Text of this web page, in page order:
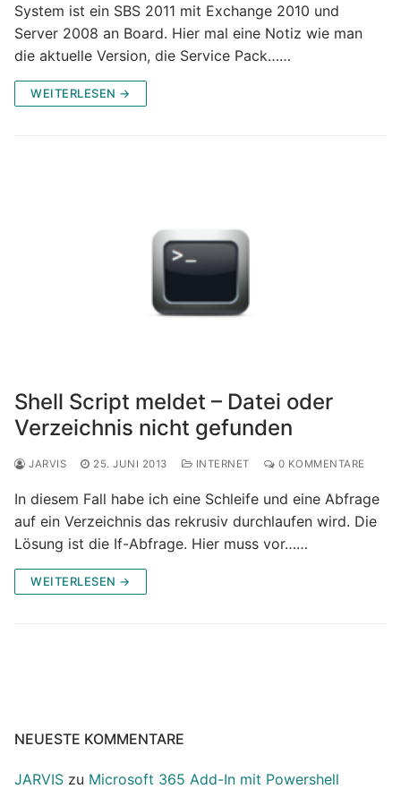
System ist ein SBS 2011 mit Exchange 2010 und
Server 2008 an Board. Hier mal eine Notiz wie man
die aktuelle Version, die Service Pack……
WEITERLESEN →
Shell Script meldet – Datei oder
Verzeichnis nicht gefunden
JARVIS 25. JUNI 2013 INTERNET 0 KOMMENTARE
In diesem Fall habe ich eine Schleife und eine Abfrage
auf ein Verzeichnis das rekrusiv durchlaufen wird. Die
Lösung ist die If-Abfrage. Hier muss vor……
WEITERLESEN →
NEUESTE KOMMENTARE
JARVIS zu Microsoft 365 Add-In mit Powershell